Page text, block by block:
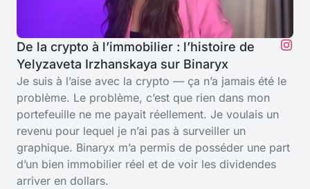
De la crypto à l’immobilier : l’histoire de
Yelyzaveta Irzhanskaya sur Binaryx
Je suis à l’aise avec la crypto — ça n’a jamais été le
problème. Le problème, c’est que rien dans mon
portefeuille ne me payait réellement. Je voulais un
revenu pour lequel je n’ai pas à surveiller un
graphique. Binaryx m’a permis de posséder une part
d’un bien immobilier réel et de voir les dividendes
arriver en dollars.